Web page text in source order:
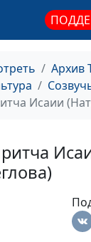
Архив
Исаии
Ирина
Ирина